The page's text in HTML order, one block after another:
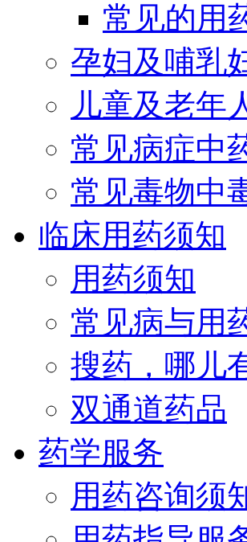
常见的用
孕妇及哺乳
儿童及老年
常见病症中
常见毒物中
临床用药须知
用药须知
常见病与用
搜药，哪儿
双通道药品
药学服务
用药咨询须